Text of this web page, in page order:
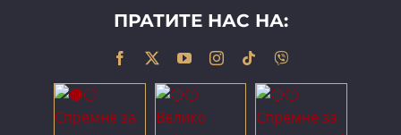
ПРАТИТЕ НАС НА: